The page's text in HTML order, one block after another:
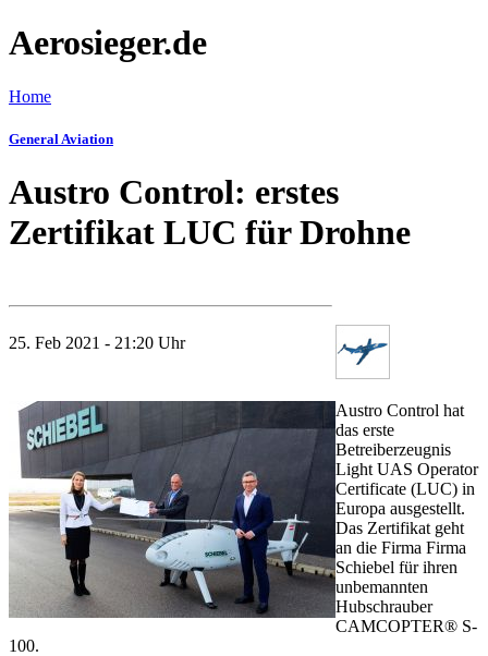
Aerosieger.de
Home
General Aviation
Austro Control: erstes
Zertifikat LUC für Drohne
25. Feb 2021 - 21:20 Uhr
Austro Control hat
das erste
Betreiberzeugnis
Light UAS Operator
Certificate (LUC) in
Europa ausgestellt.
Das Zertifikat geht
an die Firma Firma
Schiebel für ihren
unbemannten
Hubschrauber
CAMCOPTER® S-
100.